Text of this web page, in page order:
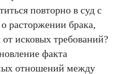
повторно в суд с
расторжении брака,
от исковых требований?
факта
отношений между